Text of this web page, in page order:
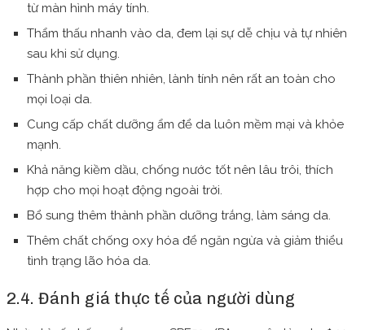
từ màn hình máy tính.
Thẩm thấu nhanh vào da, đem lại sự dễ chịu và tự nhiên
sau khi sử dụng.
Thành phần thiên nhiên, lành tính nên rất an toàn cho
mọi loại da.
Cung cấp chất dưỡng ẩm để da luôn mềm mại và khỏe
mạnh.
Khả năng kiềm dầu, chống nước tốt nên lâu trôi, thích
hợp cho mọi hoạt động ngoài trời.
Bổ sung thêm thành phần dưỡng trắng, làm sáng da.
Thêm chất chống oxy hóa để ngăn ngừa và giảm thiểu
tình trạng lão hóa da.
2.4. Đánh giá thực tế của người dùng